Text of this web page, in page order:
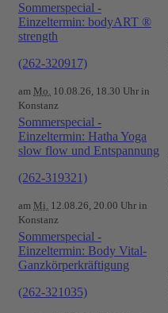
Sommerspecial -
Einzeltermin: bodyART ®
strength
(262-320917)
am Mo. 10.08.26, 18.30 Uhr in
Konstanz
Sommerspecial -
Einzeltermin: Hatha Yoga
slow flow und Entspannung
(262-319321)
am Mi. 12.08.26, 20.00 Uhr in
Konstanz
Sommerspecial -
Einzeltermin: Body Vital-
Ganzkörperkräftigung
(262-321035)